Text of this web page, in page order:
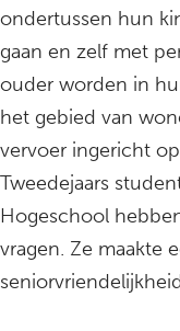
ondertussen hun
gaan en zelf met
ouder worden in
het gebied van
vervoer ingericht
Tweedejaars
Hogeschool
vragen. Ze maakte